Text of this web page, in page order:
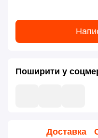
Поширити у
Доставка